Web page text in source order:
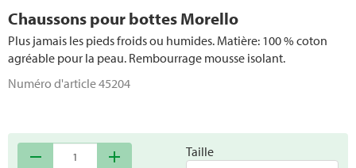
Chaussons pour bottes Morello
Plus jamais les pieds froids ou humides. Matière: 100 % coton
agréable pour la peau. Rembourrage mousse isolant.
Numéro d'article45204
remove add
Taille